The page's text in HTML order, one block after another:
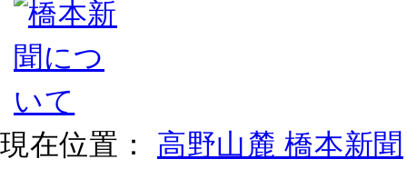
現在位置： 高野山麓 橋本新聞